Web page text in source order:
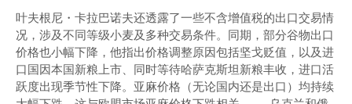
叶夫根尼・卡拉巴诺夫还透露了一些不含增值税的出口交易情
况，涉及不同等级小麦及多种交易条件。同期，部分谷物出口
价格也小幅下降，他指出价格调整原因包括坚戈贬值，以及进
口国因本国新粮上市、同时等待哈萨克斯坦新粮丰收，进口活
跃度出现季节性下降。亚麻价格（无论国内还是出口）均持续